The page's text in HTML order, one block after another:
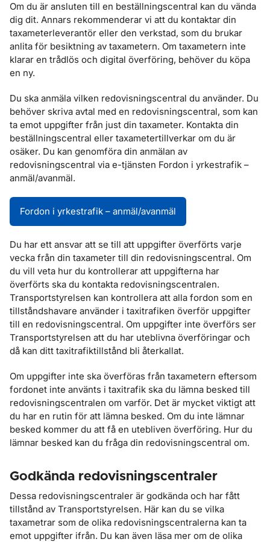
Om du är ansluten till en beställningscentral kan du vända
dig dit. Annars rekommenderar vi att du kontaktar din
taxameterleverantör eller den verkstad, som du brukar
anlita för besiktning av taxametern. Om taxametern inte
klarar en trådlös och digital överföring, behöver du köpa
en ny.
Du ska anmäla vilken redovisningscentral du använder. Du
behöver skriva avtal med en redovisningscentral, som kan
ta emot uppgifter från just din taxameter. Kontakta din
beställningscentral eller taxametertillverkar om du är
osäker. Du kan genomföra din anmälan av
redovisningscentral via e-tjänsten Fordon i yrkestrafik –
anmäl/avanmäl.
Fordon i yrkestrafik – anmäl/avanmäl
Du har ett ansvar att se till att uppgifter överförts varje
vecka från din taxameter till din redovisningscentral. Om
du vill veta hur du kontrollerar att uppgifterna har
överförts ska du kontakta redovisningscentralen.
Transportstyrelsen kan kontrollera att alla fordon som en
tillståndshavare använder i taxitrafiken överför uppgifter
till en redovisningscentral. Om uppgifter inte överförs ser
Transportstyrelsen att du har uteblivna överföringar och
då kan ditt taxitrafiktillstånd bli återkallat.
Om uppgifter inte ska överföras från taxametern eftersom
fordonet inte använts i taxitrafik ska du lämna besked till
redovisningscentralen om varför. Det är mycket viktigt att
du har en rutin för att lämna besked. Om du inte lämnar
besked kommer du att få en utebliven överföring. Hur du
lämnar besked kan du fråga din redovisningscentral om.
Godkända redovisningscentraler
Dessa redovisningscentraler är godkända och har fått
tillstånd av Transportstyrelsen. Här kan du se vilka
taxametrar som de olika redovisningscentralerna kan ta
emot uppgifter ifrån. Du kan även läsa mer om de olika